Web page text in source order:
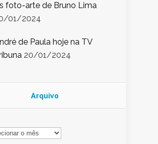
foto-arte de Bruno Lima
01/2024
de Paula hoje na TV
20/01/2024
Arquivo